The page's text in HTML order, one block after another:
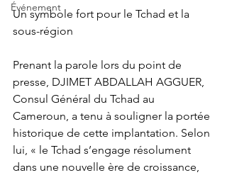
Événement
Un symbole fort pour le Tchad et la
sous-région
Prenant la parole lors du point de
presse, DJIMET ABDALLAH AGGUER,
Consul Général du Tchad au
Cameroun, a tenu à souligner la portée
historique de cette implantation. Selon
lui, « le Tchad s’engage résolument
dans une nouvelle ère de croissance,